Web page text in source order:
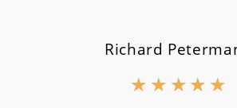
Richard
★ ★ ★ ★ ★